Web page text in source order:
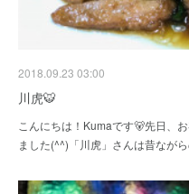
2018.09.23 03:00
川虎🐯
こんにちは！Kumaです🐻先日、
ました(^^)「川虎」さんは昔なが